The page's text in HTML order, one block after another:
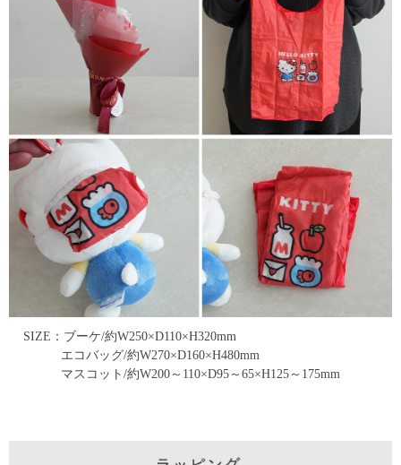
SIZE：ブーケ/約W250×D110×H320mm
エコバッグ/約W270×D160×H480mm
マスコット/約W200～110×D95～65×H125～175mm